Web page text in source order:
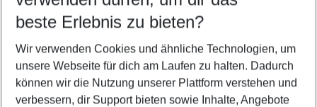
5-8 Nächte
2 Erwachsene Keine Kinder
Mehr Filter anzeigen
beste Erlebnis zu bieten?
Wir verwenden Cookies und ähnliche Technologien, um
unsere Webseite für dich am Laufen zu halten. Dadurch
können wir die Nutzung unserer Plattform verstehen und
verbessern, dir Support bieten sowie Inhalte, Angebote